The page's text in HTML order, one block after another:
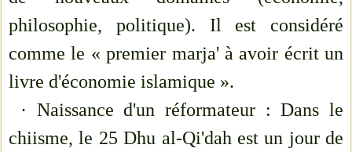
philosophie, politique). Il est considéré
comme le « premier marja' à avoir écrit un
livre d'économie islamique ».
· Naissance d'un réformateur : Dans le
chiisme, le 25 Dhu al-Qi'dah est un jour de